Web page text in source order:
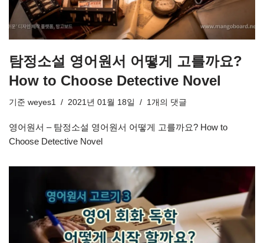
탐정소설 영어원서 어떻게 고를까요?
How to Choose Detective Novel
기준 weyes1 2021년 01월 18일 1개의 댓글
영어원서 – 탐정소설 영어원서 어떻게 고를까요? How to
Choose Detective Novel